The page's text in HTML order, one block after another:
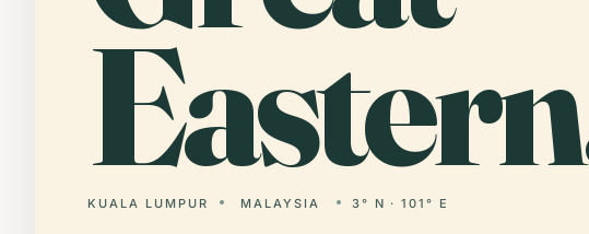
KUALA LUMPUR MALAYSIA 3° N · 101° E